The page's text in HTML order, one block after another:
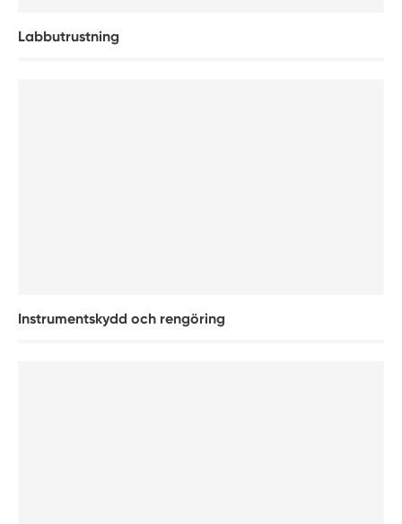
Labbutrustning
Instrumentskydd och rengöring